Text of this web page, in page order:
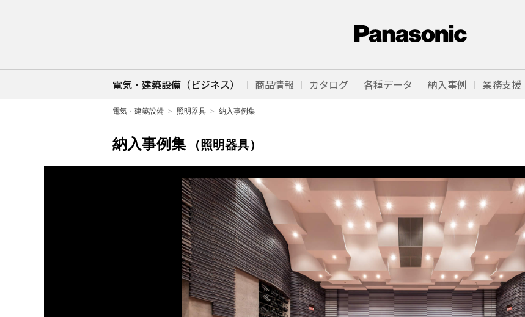
電気・建築設備（ビジネス） 商品情報 カタログ 各種データ 納入事例 業務支援
電気・建築設備 照明器具 納入事例集
納入事例集 （照明器具）